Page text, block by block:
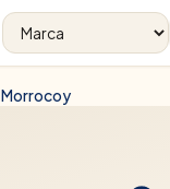
Morrocoy